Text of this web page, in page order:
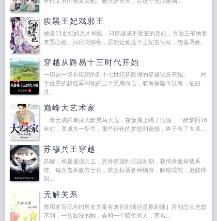
腹黑王妃戏邪王
她是21世纪的天才神医，却穿越成不受宠的弃妃，冷面王爷纳妾
来恶心她，洞房花烛夜，居然让她这个王妃去伺候，想羞辱她...
穿越从路易十三时代开始
一切从一场有组织的到十七世纪初欧洲的穿越试炼开始。 对
于优秀的赵红军和他的三个兄弟而言，航海探险可以有，征服
世...
巅峰大艺术家
一事无成的单身大龄男马大宽，在饭局上喝了假酒，一醉梦回16
年前，变成大一新生，那些褪色的梦想和遗憾，终于有了大展...
苏穆兵王穿越
苏穆，华夏最强兵王，意外穿越到抗战时期，获得杀敌掉装系
统。每次击杀敌方士兵，就会掉落各种物资，解锁成就，更能得
到...
无解关系
曾用名百亿合约男友文案有改但剧情还是原剧情］言初怎么也想
不到，一贫如洗的她，会和一个陌生男人，莫名...